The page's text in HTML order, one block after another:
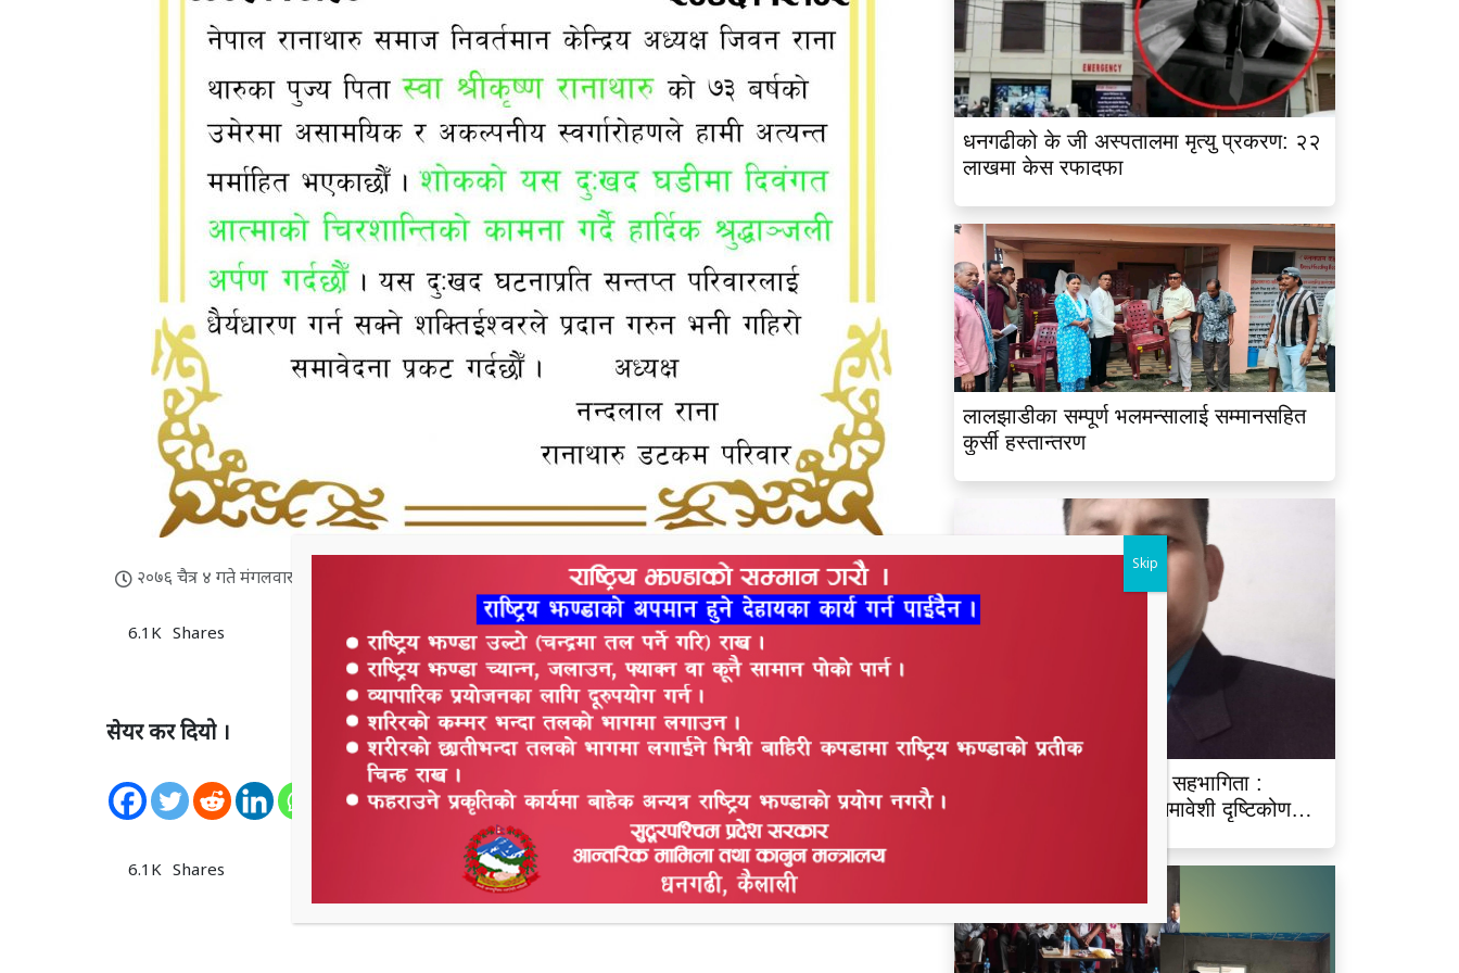
२०७६ चैत्र ४ गते मंगलवार मा प्रकाशित
6.1K Shares
सेयर कर दियो ।
0
Shares
6.1K Shares
धनगढीको के जी अस्पतालमा मृत्यु प्रकरण: २२
लाखमा केस रफादफा
लालझाडीका सम्पूर्ण भलमन्सालाई सम्मानसहित
कुर्सी हस्तान्तरण
थारू आयोगमा रानाथारूको सहभागिता :
संवैधानिक, ऐतिहासिक र समावेशी दृष्टिकोणबाट
Skip